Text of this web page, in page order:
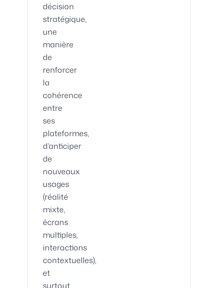
décision
stratégique,
une
manière
de
renforcer
la
cohérence
entre
ses
plateformes,
d’anticiper
de
nouveaux
usages
(réalité
mixte,
écrans
multiples,
interactions
contextuelles),
et
surtout